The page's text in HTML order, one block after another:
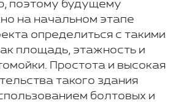
поэтому будущему
на начальном этапе
определиться с такими
площадь, этажность и
Простота и высокая
такого здания
болтовых и